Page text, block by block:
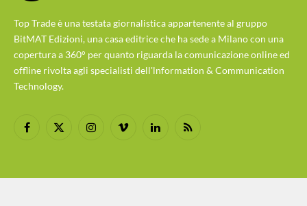
Top Trade è una testata giornalistica appartenente al gruppo
BitMAT Edizioni, una casa editrice che ha sede a Milano con una
copertura a 360° per quanto riguarda la comunicazione online ed
offline rivolta agli specialisti dell'lnformation & Communication
Technology.
Facebook
X
InstagramVimeo LinkedInRSS